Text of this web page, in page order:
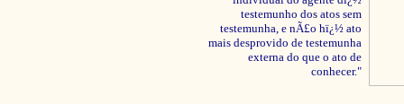
testemunho dos atos sem
testemunha, e nÃ£o hï¿½ ato
mais desprovido de testemunha
externa do que o ato de
conhecer."